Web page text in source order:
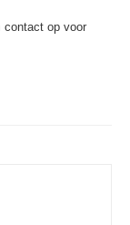
contact op voor